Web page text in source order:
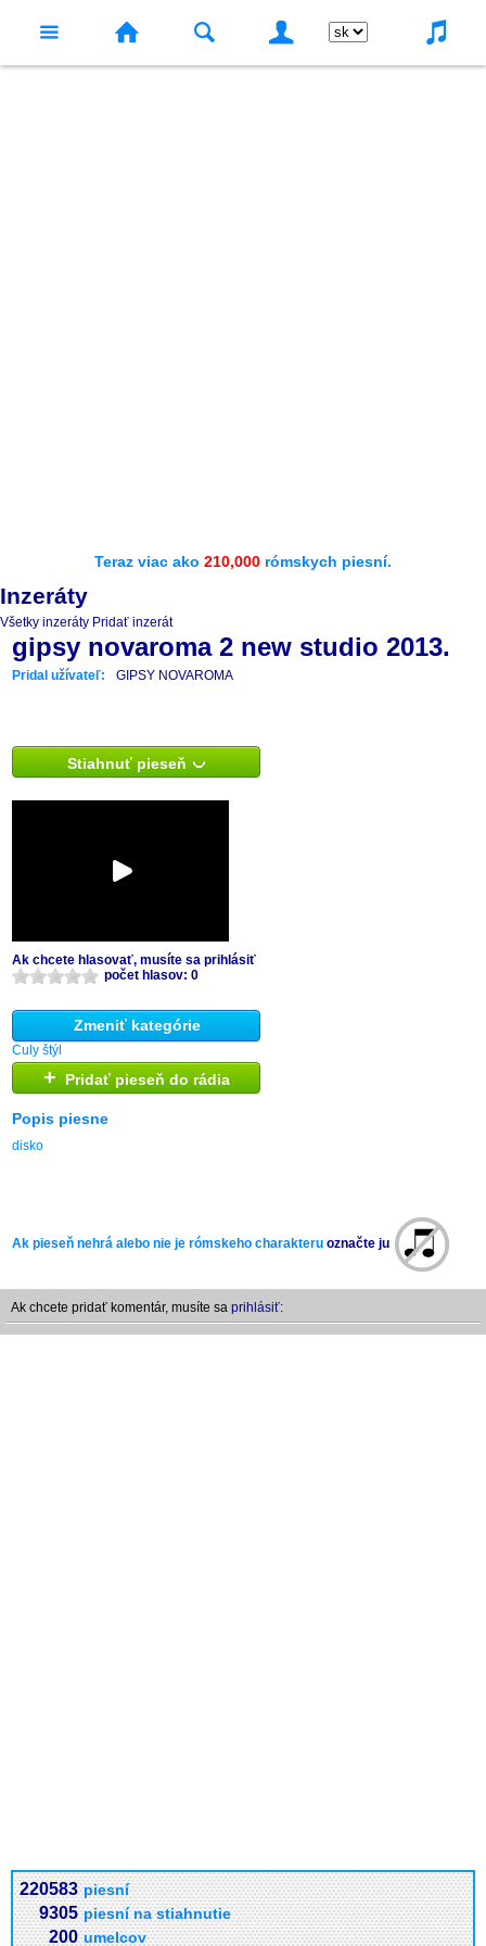
Teraz viac ako 210,000 rómskych piesní.
Inzeráty
Všetky inzeráty Pridať inzerát
gipsy novaroma 2 new studio 2013.
Pridal užívateľ: GIPSY NOVAROMA
Stiahnuť pieseň
Ak chcete hlasovať, musíte sa prihlásiť
počet hlasov: 0
Zmeniť kategórie
Culy štýl
+ Pridať pieseň do rádia
Popis piesne
disko
Ak pieseň nehrá alebo nie je rómskeho charakteru označte ju
Ak chcete pridať komentár, musíte sa prihlásiť:
220583 piesní
9305 piesní na stiahnutie
200 umelcov